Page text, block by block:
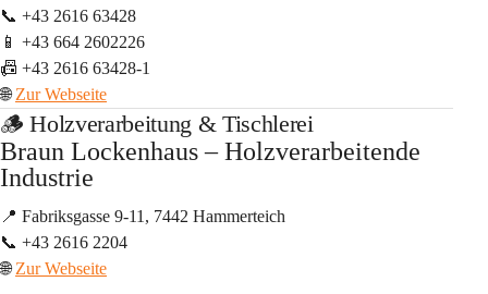
📞 +43 2616 63428
📱 +43 664 2602226
📠 +43 2616 63428-1
🌐 Zur Webseite
🪵 Holzverarbeitung & Tischlerei
Braun Lockenhaus – Holzverarbeitende
Industrie
📍 Fabriksgasse 9-11, 7442 Hammerteich
📞 +43 2616 2204
🌐 Zur Webseite